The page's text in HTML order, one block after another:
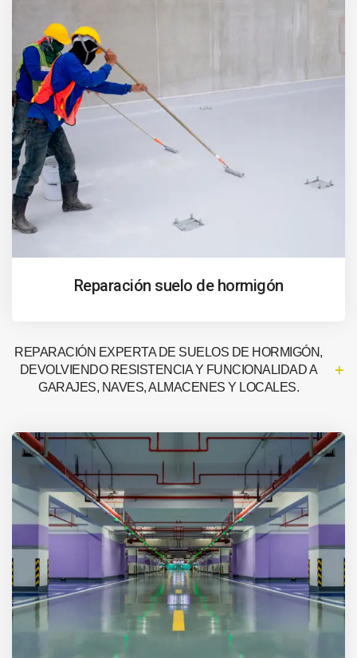
Reparación suelo de hormigón
REPARACIÓN EXPERTA DE SUELOS DE HORMIGÓN,
DEVOLVIENDO RESISTENCIA Y FUNCIONALIDAD A
GARAJES, NAVES, ALMACENES Y LOCALES.